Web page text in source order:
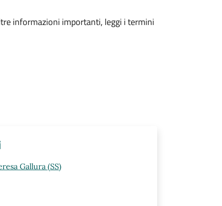
informazioni importanti, leggi i termini
Gallura (SS)